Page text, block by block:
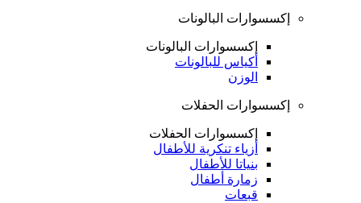
إكسسوارات البالونات
إكسسوارات البالونات
أكياس للبالونات
الوزن
إكسسوارات الحفلات
إكسسوارات الحفلات
أزياء تنكرية للأطفال
بنياتا للأطفال
زمارة أطفال
قبعات